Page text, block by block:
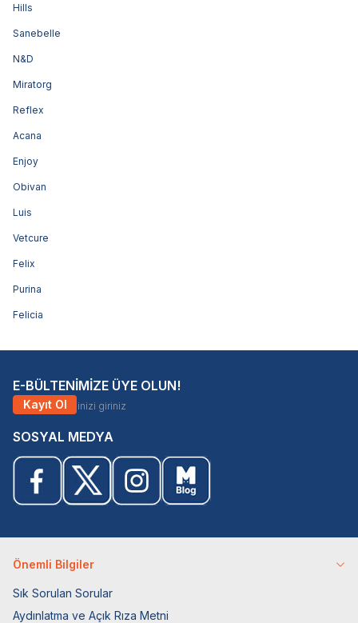
Hills
Sanebelle
N&D
Miratorg
Reflex
Acana
Enjoy
Obivan
Luis
Vetcure
Felix
Purina
Felicia
E-BÜLTENİMİZE ÜYE OLUN!
Kayıt Ol
SOSYAL MEDYA
Önemli Bilgiler
Sık Sorulan Sorular
Aydınlatma ve Açık Rıza Metni